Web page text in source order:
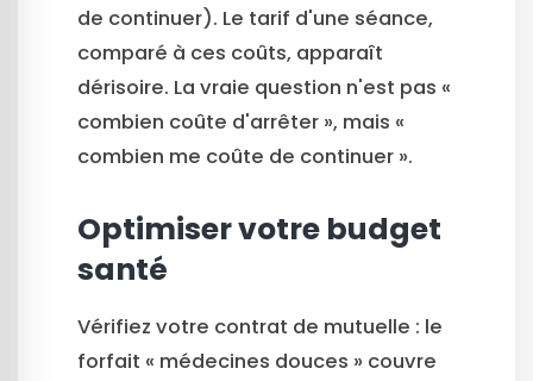
de continuer). Le tarif d'une séance,
comparé à ces coûts, apparaît
dérisoire. La vraie question n'est pas «
combien coûte d'arrêter », mais «
combien me coûte de continuer ».
Optimiser votre budget
santé
Vérifiez votre contrat de mutuelle : le
forfait « médecines douces » couvre